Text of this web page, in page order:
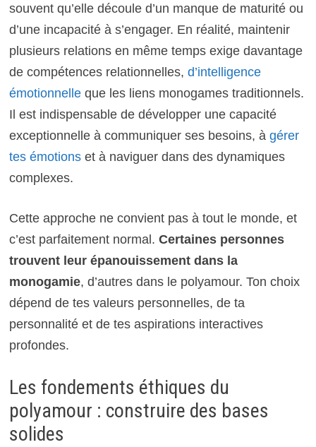
souvent qu’elle découle d’un manque de maturité ou
d’une incapacité à s’engager. En réalité, maintenir
plusieurs relations en même temps exige davantage
de compétences relationnelles, d’intelligence
émotionnelleque les liens monogames traditionnels.
Il est indispensable de développer une capacité
exceptionnelle à communiquer ses besoins, à gérer
tes émotionset à naviguer dans des dynamiques
complexes.
Cette approche ne convient pas à tout le monde, et
c’est parfaitement normal. Certaines personnes
trouvent leur épanouissement dans la
monogamie, d’autres dans le polyamour. Ton choix
dépend de tes valeurs personnelles, de ta
personnalité et de tes aspirations interactives
profondes.
Les fondements éthiques du
polyamour : construire des bases
solides